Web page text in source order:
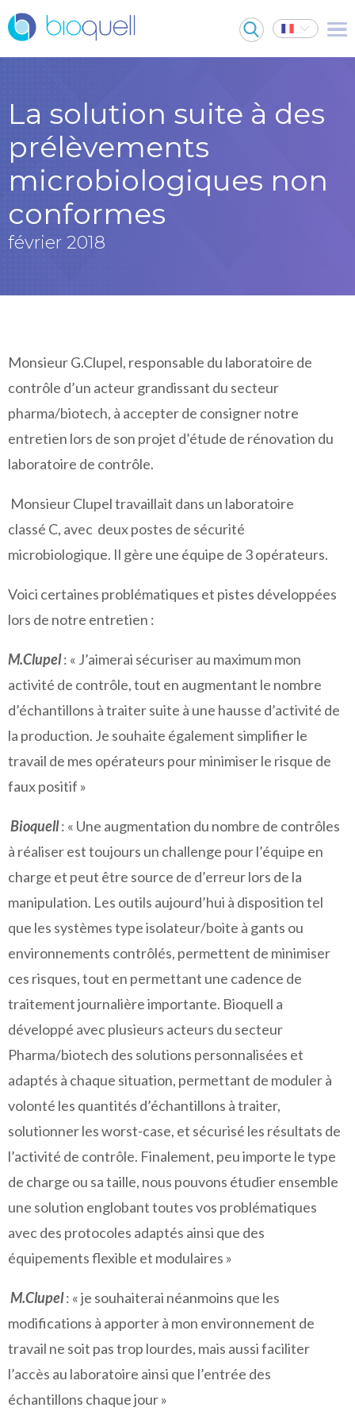
La solution suite à des
prélèvements
microbiologiques non
conformes
février 2018
Monsieur G.Clupel, responsable du laboratoire de
contrôle d’un acteur grandissant du secteur
pharma/biotech, à accepter de consigner notre
entretien lors de son projet d’étude de rénovation du
laboratoire de contrôle.
Monsieur Clupel travaillait dans un laboratoire
classé C, avec deux postes de sécurité
microbiologique. Il gère une équipe de 3 opérateurs.
Voici certaines problématiques et pistes développées
lors de notre entretien :
M.Clupel: « J’aimerai sécuriser au maximum mon
activité de contrôle, tout en augmentant le nombre
d’échantillons à traiter suite à une hausse d’activité de
la production. Je souhaite également simplifier le
travail de mes opérateurs pour minimiser le risque de
faux positif »
Bioquell: « Une augmentation du nombre de contrôles
à réaliser est toujours un challenge pour l’équipe en
charge et peut être source de d’erreur lors de la
manipulation. Les outils aujourd’hui à disposition tel
que les systèmes type isolateur/boite à gants ou
environnements contrôlés, permettent de minimiser
ces risques, tout en permettant une cadence de
traitement journalière importante. Bioquell a
développé avec plusieurs acteurs du secteur
Pharma/biotech des solutions personnalisées et
adaptés à chaque situation, permettant de moduler à
volonté les quantités d’échantillons à traiter,
solutionner les worst-case, et sécurisé les résultats de
l’activité de contrôle. Finalement, peu importe le type
de charge ou sa taille, nous pouvons étudier ensemble
une solution englobant toutes vos problématiques
avec des protocoles adaptés ainsi que des
équipements flexible et modulaires »
M.Clupel: « je souhaiterai néanmoins que les
modifications à apporter à mon environnement de
travail ne soit pas trop lourdes, mais aussi faciliter
l’accès au laboratoire ainsi que l’entrée des
échantillons chaque jour »